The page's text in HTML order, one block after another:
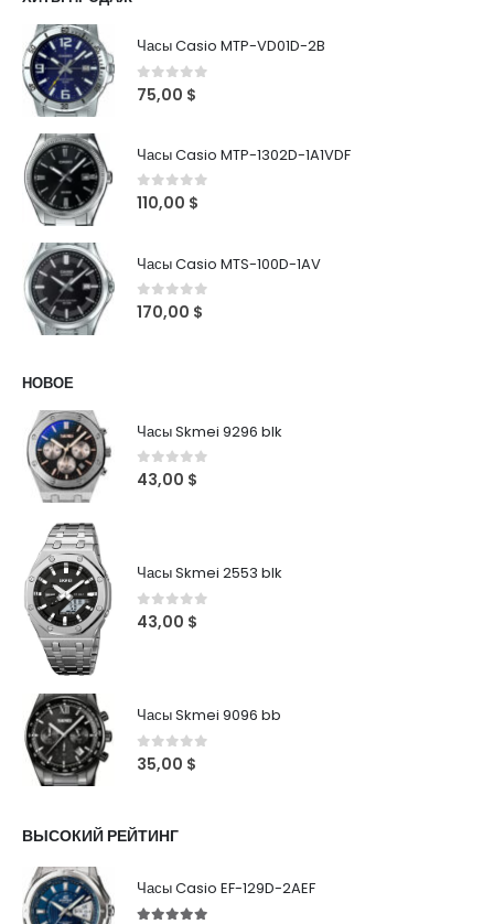
Часы Casio MTP-VD01D-2B
0out of 5
75,00 $
Часы Casio MTP-1302D-1A1VDF
0out of 5
110,00 $
Часы Casio MTS-100D-1AV
0out of 5
170,00 $
НОВОЕ
Часы Skmei 9296 blk
0 out of 5
43,00 $
Часы Skmei 2553 blk
0 out of 5
43,00 $
Часы Skmei 9096 bb
0out of 5
35,00 $
ВЫСОКИЙ РЕЙТИНГ
Часы Casio EF-129D-2AEF